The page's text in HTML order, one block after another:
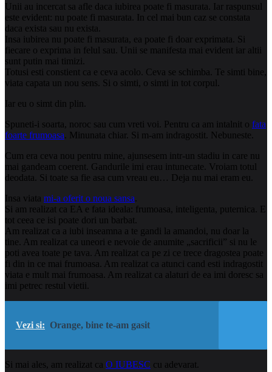
Unii au incercat sa afle daca iubirea poate fi masurata. Iar raspunsul
este evident: nu poate fi masurata. In cel mai bun caz se constata
daca exista sau nu exista.
Insa iubirea nu poate fi masurata, ea poate fi doar exprimata. Si
fiecare o exprima in felul sau. Unii se manifesta mai evident iar altii
sunt putin mai timizi.
Totusi esti constient ca e ceva acolo. Ceva se schimba. Te simti bine,
viata capata un nou sens. Si o simti, o simti in tot corpul.
Iar eu o simt din plin.
Spuneti-i soarta, noroc sau cum vreti voi. Pentru ca am intalnit o fata
foarte frumoasa . Minunata chiar. Si m-am indragostit. Nebuneste.
Cum era ceva nou pentru mine, ajunsesem intr-un stadiu in care nu
mai gandeam coerent. Gandurile imi erau intunecate. Vroiam totul
deodata. Si toate sa fie asa cum vreau eu… Deja nu mai eram eu.
Insa viata mi-a oferit o noua sansa
Si am realizat ca EA e fata ideala: frumoasa, inteligenta, puternica. E
tot ceea ce isi poate dori un barbat.
Am realizat ca a iubi inseamna a te gandi la amandoi, nu doar la
tine. Am realizat ca uneori e nevoie de anumite „sacrificii” si nu le
poti avea toate pe tava. Am realizat ca pe zi ce trece dragostea poate
fi din in ce mai frumoasa. Am realizat ca atunci cand esti indragostit
viata e mult mai frumoasa. Am realizat ca alaturi de ea imi doresc sa
imi petrec restul vietii.
Vezi si: Orange, bine te-am gasit
Si mai ales, am realizat ca O IUBESC cu adevarat.